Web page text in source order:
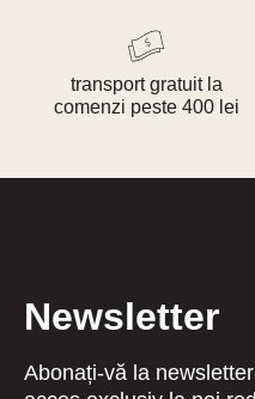
transport gratuit la
comenzi peste 400 lei
Newsletter
Abonați-vă la